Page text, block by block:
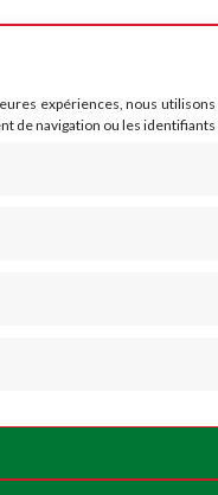
expériences, nous
de navigation ou les